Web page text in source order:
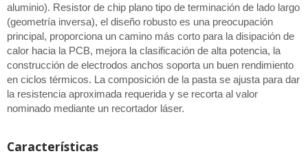
aluminio). Resistor de chip plano tipo de terminación de lado largo
(geometría inversa), el diseño robusto es una preocupación
principal, proporciona un camino más corto para la disipación de
calor hacia la PCB, mejora la clasificación de alta potencia, la
construcción de electrodos anchos soporta un buen rendimiento
en ciclos térmicos. La composición de la pasta se ajusta para dar
la resistencia aproximada requerida y se recorta al valor
nominado mediante un recortador láser.
Características